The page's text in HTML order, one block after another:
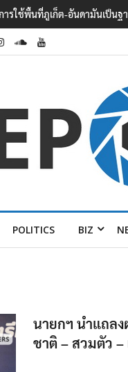
เอกนัฏ’ ต้อนรับที่สนามบิน
POLITICS BIZ
นายกฯ นำแถล
ชาติ – สวมตัว